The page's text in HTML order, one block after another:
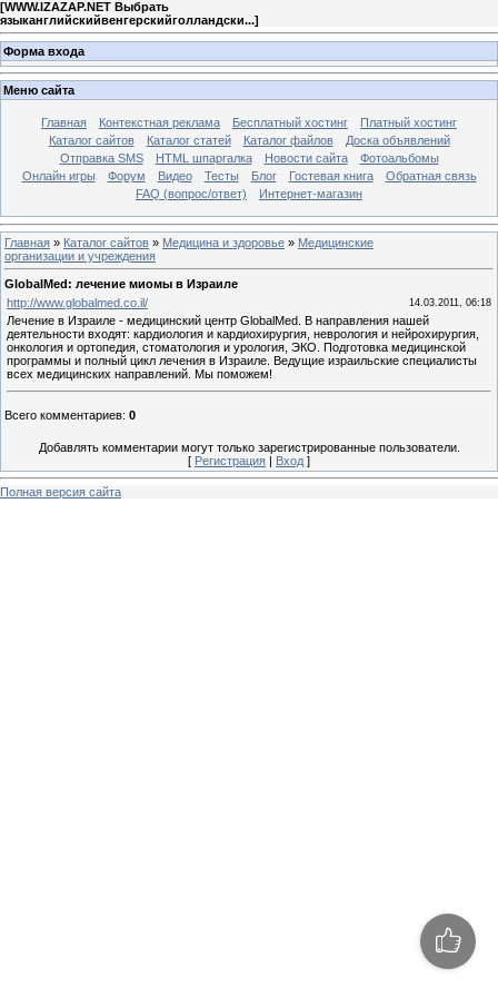
[WWW.IZAZAP.NET Выбрать
языканглийскийвенгерскийголландски...]
Форма входа
Меню сайта
Главная Контекстная реклама Бесплатный хостинг
Платный хостинг
Каталог сайтов
Каталог статей Каталог файлов
Доска объявлений
Отправка SMS
HTML шпаргалка Новости сайта
Фотоальбомы
Онлайн игры
Форум Видео Тесты Блог Гостевая книга
Обратная связь
FAQ (вопрос/ответ)
Интернет-магазин
Главная » Каталог сайтов » Медицина и здоровье » Медицинские
организации и учреждения
GlobalMed: лечение миомы в Израиле
http://www.globalmed.co.il/
14.03.2011, 06:18
Лечение в Израиле - медицинский центр GlobalMed. В направления нашей
деятельности входят: кардиология и кардиохирургия, неврология и нейрохирургия,
онкология и ортопедия, стоматология и урология, ЭКО. Подготовка медицинской
программы и полный цикл лечения в Израиле. Ведущие израильские специалисты
всех медицинских направлений. Мы поможем!
Всего комментариев: 0
Добавлять комментарии могут только зарегистрированные пользователи.
[ Регистрация | Вход ]
Полная версия сайта